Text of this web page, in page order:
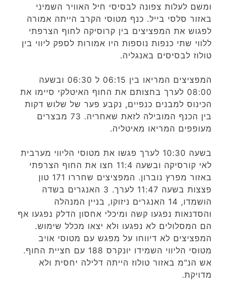
ומשם לעלות צפונה לבסיסי חיל האוויר השמיני
באזור סלסי בייל. כנף מטוסי הקרב הייתה אמורה
לפגוש את המפציצים בין קרוסיקה לחוף הצרפתי
ללווי שתי כנפות נוספות היו אמורות לספק ליווי בין
טולוז לבסיסים באנגליה.
המפציצים המריאו בין 06:15 ל 06:30 ובשעה
08:00 לערך בחצותם את החוף האיטלקי סיימו את
הכינוס למבנים כנפיים, נקבע פער של שלוש דקות
בין הכנף המובילה לזאת שאחריה. 73 מבצרים
מעופפים המריאו מאיטליה.
בשעה 10:30 לערך פגשו את מטוסי הליווי מערבית
לאי קורסיקה ובשעה 11:4 חצו את החוף הצרפתי
באזור מפרץ נוברון. המפציצים שחררו 171 טון
פצצות בשעה 11:47 לערך. 3 האנגרים בשדה
הושמדו, 14 האנגרים ניזוקו, בניין המנהלה
והסדנאות נפגעו קשה ומיכלי אחסון הדלק נפגעו אף
הם המסלולים לא נפגעו ולא יצאו מכלל שימוש.
המפציצים לא דיווחו על מפגש עם מטוסי אויב
מטוסי הליווי השמידו יונקרס 188 עם חציית החוף.
אש הנ"מ באזור טולוז הייתה דלילה יחסית ולא
מדויקת.